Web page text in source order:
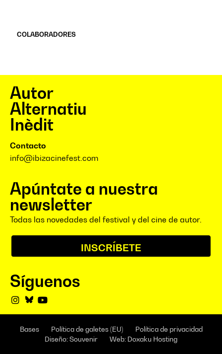
COLABORADORES
Autor
Alternatiu
Inèdit
Contacto
info@ibizacinefest.com
Apúntate a nuestra
newsletter
Todas las novedades del festival y del cine de autor.
INSCRÍBETE
Síguenos
Bases Política de galetes (EU)
Política de privacidad
Diseño: Souvenir
Web: Doxaku Hosting